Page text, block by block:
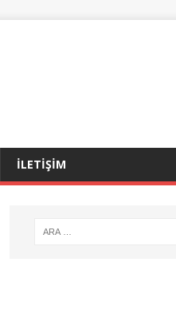
İLETİŞİM